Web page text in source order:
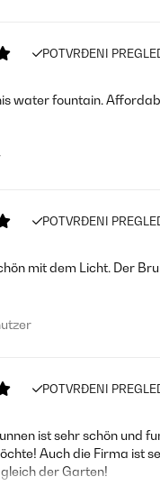
POTVRĐENI
water fountain.
POTVRĐENI
mit dem Licht. Der
POTVRĐENI
ist sehr schön und
Auch die Firma ist
der Garten!